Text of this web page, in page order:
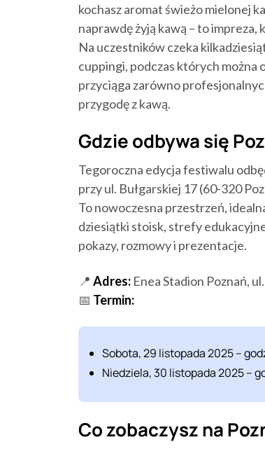
kochasz aromat świeżo mielonej
naprawdę żyją kawą – to impreza,
Na uczestników czeka
cuppingi, podczas których można
przyciąga zarówno
przygodę z kawą.
Gdzie odbywa się
Tegoroczna edycja festiwalu
przy ul. Bułgarskiej 17 (60-320
To nowoczesna przestrzeń,
dziesiątki stoisk, strefy
pokazy, rozmowy i prezentacje.
📍 Adres: Enea Stadion Poznań,
📅 Termin:
Sobota, 29 listopada 2025 –
Niedziela, 30 listopada 2025 –
Co zobaczysz na